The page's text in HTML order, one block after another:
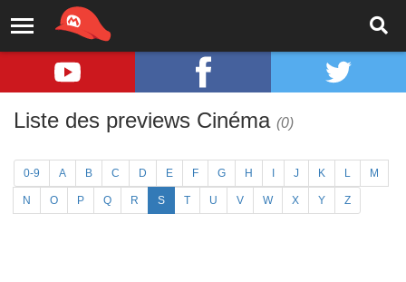
Liste des previews Cinéma (0)
0-9 A B C D E F G H J K L M
N O P Q R S T U V W X Y Z